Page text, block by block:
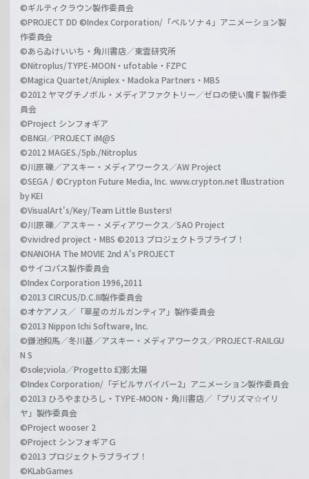
©ギルティクラウン製作委員会
©PROJECT DD ©Index Corporation/「ペルソナ４」アニメーション製
作委員会
©あらゐけいいち・角川書店／東雲研究所
©Nitroplus/TYPE-MOON・ufotable・FZPC
©Magica Quartet/Aniplex・Madoka Partners・MBS
©2012 ヤマグチノボル・メディアファクトリー／ゼロの使い魔Ｆ製作委
員会
©Project シンフォギア
©BNGI／PROJECT iM@S
©2012 MAGES./5pb./Nitroplus
©川原 礫／アスキー・メディアワークス／AW Project
©SEGA / ©Crypton Future Media, Inc. www.crypton.net Illustration
by KEI
©VisualArt's/Key/Team Little Busters!
©川原 礫／アスキー・メディアワークス／SAO Project
©vividred project・MBS ©2013 プロジェクトラブライブ！
©NANOHA The MOVIE 2nd A's PROJECT
©サイコパス製作委員会
©Index Corporation 1996,2011
©2013 CIRCUS/D.C.III製作委員会
©オケアノス／「翠星のガルガンティア」製作委員会
©2013 Nippon Ichi Software, Inc.
©鎌池和馬／冬川基／アスキー・メディアワークス／PROJECT-RAILGU
N S
©sole;viola／Progetto 幻影太陽
©Index Corporation/「デビルサバイバー2」アニメーション製作委員会
©2013 ひろやまひろし・TYPE-MOON・角川書店／「プリズマ☆イリ
ヤ」製作委員会
©Project wooser 2
©Project シンフォギアＧ
©2013 プロジェクトラブライブ！
©KLabGames